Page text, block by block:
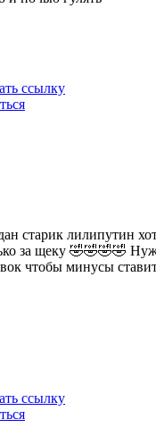
ссылку
старик лилипутин
за щеку 🤣🤣🤣🤣
чтобы минусы
ссылку